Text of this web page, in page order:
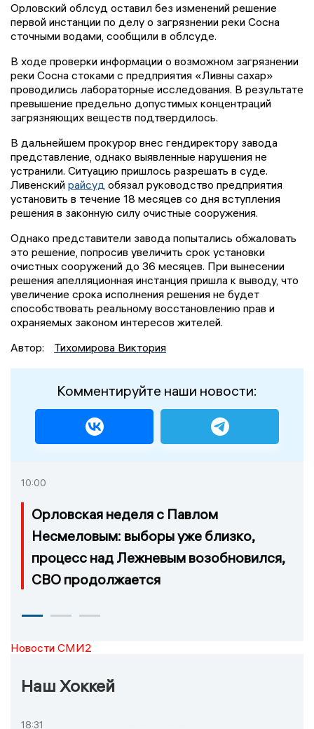
Орловский облсуд оставил без изменений решение
первой инстанции по делу о загрязнении реки Сосна
сточными водами, сообщили в облсуде.
В ходе проверки информации о возможном загрязнении
реки Сосна стоками с предприятия «Ливны сахар»
проводились лабораторные исследования. В результате
превышение предельно допустимых концентраций
загрязняющих веществ подтвердилось.
В дальнейшем прокурор внес гендиректору завода
представление, однако выявленные нарушения не
устранили. Ситуацию пришлось разрешать в суде.
Ливенский райсуд обязал руководство предприятия
установить в течение 18 месяцев со дня вступления
решения в законную силу очистные сооружения.
Однако представители завода попытались обжаловать
это решение, попросив увеличить срок установки
очистных сооружений до 36 месяцев. При вынесении
решения апелляционная инстанция пришла к выводу, что
увеличение срока исполнения решения не будет
способствовать реальному восстановлению прав и
охраняемых законом интересов жителей.
Автор:
Тихомирова Виктория
Комментируйте наши новости:
10:00
Орловская неделя с Павлом
Несмеловым: выборы уже близко,
процесс над Лежневым возобновился,
СВО продолжается
Новости СМИ2
Наш Хоккей
18:31